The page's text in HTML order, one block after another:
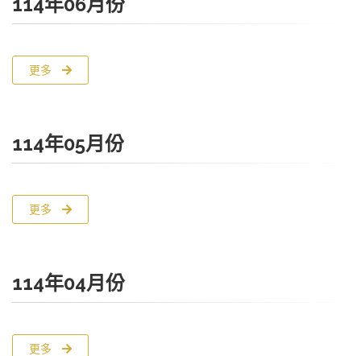
更多
114年05月份
更多
114年04月份
更多